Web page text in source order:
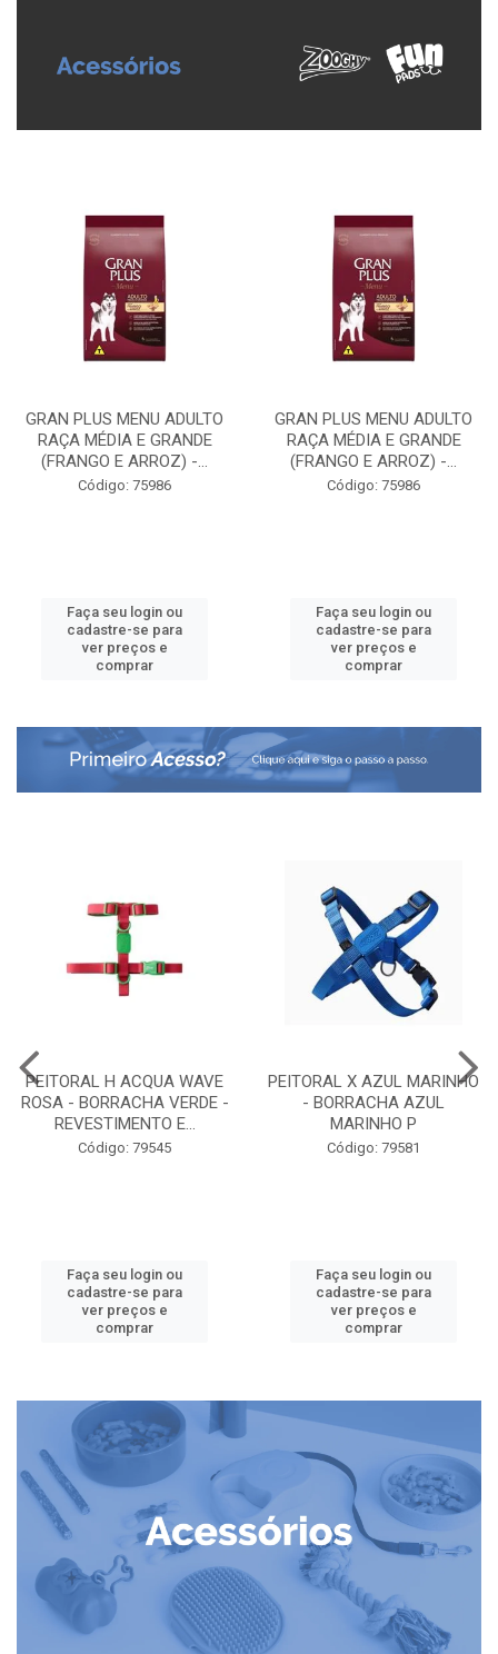
GRAN PLUS MENU ADULTO
RAÇA MÉDIA E GRANDE
(FRANGO E ARROZ) -...
Código: 75986
Faça seu login ou
cadastre-se para
ver preços e
comprar
GRAN PLUS MENU ADULTO
RAÇA MÉDIA E GRANDE
(FRANGO E ARROZ) -...
Código: 75986
Faça seu login ou
cadastre-se para
ver preços e
comprar
PEITORAL H ACQUA WAVE
ROSA - BORRACHA VERDE -
REVESTIMENTO E...
Código: 79545
Faça seu login ou
cadastre-se para
ver preços e
comprar
PEITORAL X AZUL MARINHO
- BORRACHA AZUL
MARINHO P
Código: 79581
Faça seu login ou
cadastre-se para
ver preços e
comprar